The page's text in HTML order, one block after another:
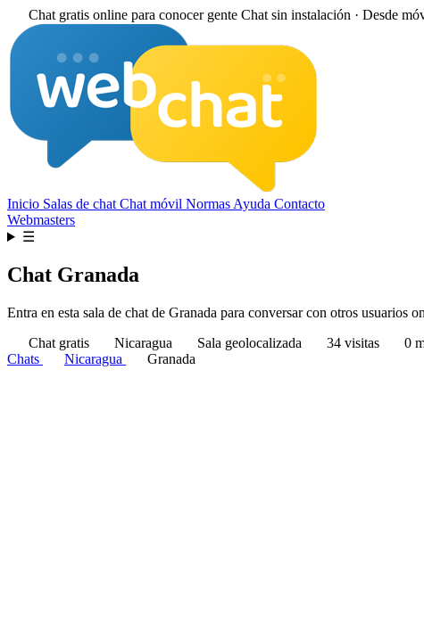
Chat gratis online para conocer gente Chat sin instalación · Desde
Inicio Salas de chat Chat móvil Normas Ayuda Contacto
Webmasters
☰
Chat Granada
Entra en esta sala de chat de Granada para conversar con otros usuarios
Chat gratis
Nicaragua Sala geolocalizada 34 visitas
0
Chats
Nicaragua Granada